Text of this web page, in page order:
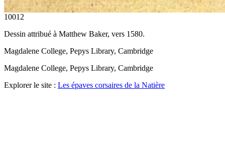
10012
Dessin attribué à Matthew Baker, vers 1580.
Magdalene College, Pepys Library, Cambridge
Magdalene College, Pepys Library, Cambridge
Explorer le site : Les épaves corsaires de la Natière